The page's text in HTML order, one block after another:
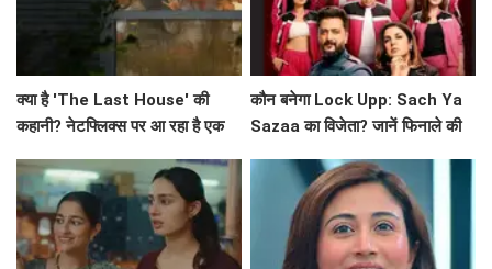
क्या है 'The Last House' की
कहानी? नेटफ्लिक्स पर आ रहा है एक
कौन बनेगा Lock Upp: Sach Ya
Sazaa का विजेता? जानें फिनाले की